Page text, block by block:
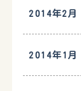
2014年2月
2014年1月